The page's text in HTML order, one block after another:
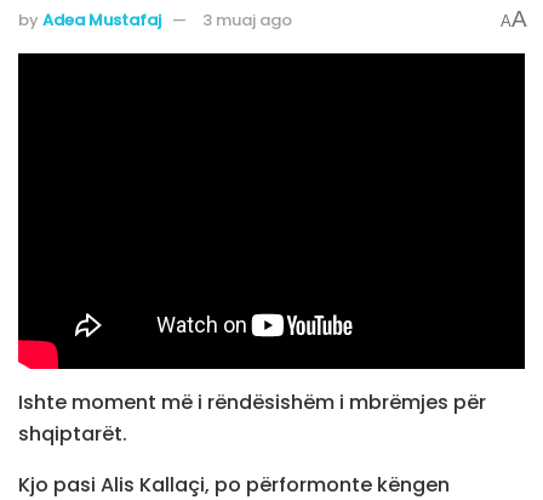
by Adea Mustafaj 3 muaj ago AA
Ishte moment më i rëndësishëm i mbrëmjes për
shqiptarët.
Kjo pasi Alis Kallaçi, po përformonte këngen